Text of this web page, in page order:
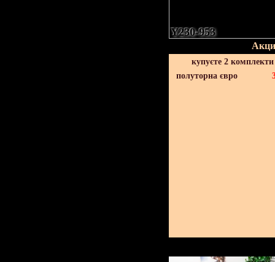
Y230-953
купуєте 2
полуторна євро